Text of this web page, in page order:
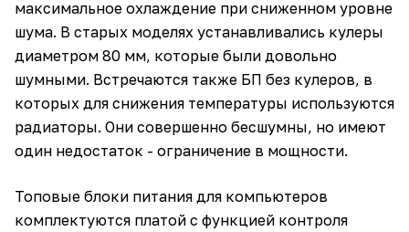
максимальное охлаждение при сниженном уровне
шума. В старых моделях устанавливались кулеры
диаметром 80 мм, которые были довольно
шумными. Встречаются также БП без кулеров, в
которых для снижения температуры используются
радиаторы. Они совершенно бесшумны, но имеют
один недостаток - ограничение в мощности.
Топовые блоки питания для компьютеров
комплектуются платой с функцией контроля